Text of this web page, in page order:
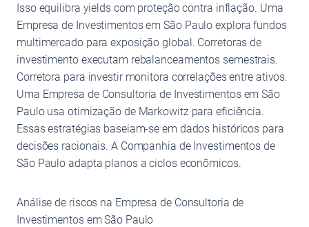
Isso equilibra yields com proteção contra inflação. Uma
Empresa de Investimentos em São Paulo explora fundos
multimercado para exposição global. Corretoras de
investimento executam rebalanceamentos semestrais.
Corretora para investir monitora correlações entre ativos.
Uma Empresa de Consultoria de Investimentos em São
Paulo usa otimização de Markowitz para eficiência.
Essas estratégias baseiam-se em dados históricos para
decisões racionais. A Companhia de Investimentos de
São Paulo adapta planos a ciclos econômicos.
Análise de riscos na Empresa de Consultoria de
Investimentos em São Paulo